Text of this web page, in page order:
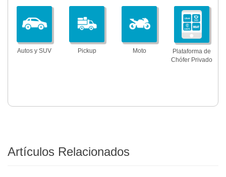
Autos y SUV Pickup Moto
Plataforma de
Chófer Privado
Artículos Relacionados